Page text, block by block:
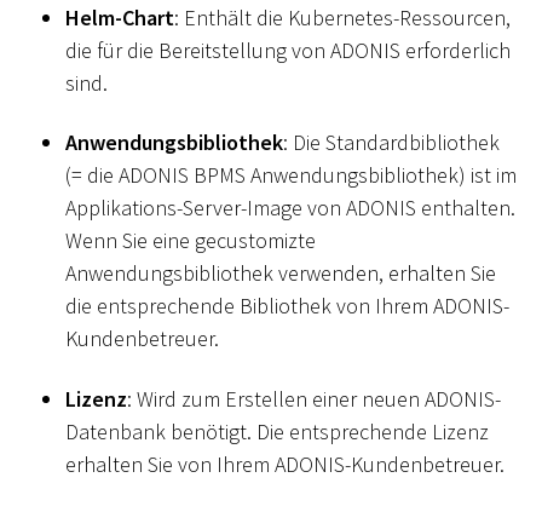
Helm-Chart: Enthält die Kubernetes-Ressourcen,
die für die Bereitstellung von ADONIS erforderlich
sind.
Anwendungsbibliothek: Die Standardbibliothek
(= die ADONIS BPMS Anwendungsbibliothek) ist im
Applikations-Server-Image von ADONIS enthalten.
Wenn Sie eine gecustomizte
Anwendungsbibliothek verwenden, erhalten Sie
die entsprechende Bibliothek von Ihrem ADONIS-
Kundenbetreuer.
Lizenz: Wird zum Erstellen einer neuen ADONIS-
Datenbank benötigt. Die entsprechende Lizenz
erhalten Sie von Ihrem ADONIS-Kundenbetreuer.